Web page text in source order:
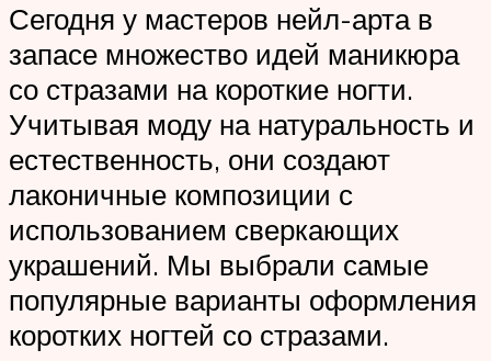
Сегодня у мастеров нейл-арта в
запасе множество идей маникюра
со стразами на короткие ногти.
Учитывая моду на натуральность и
естественность, они создают
лаконичные композиции с
использованием сверкающих
украшений. Мы выбрали самые
популярные варианты оформления
коротких ногтей со стразами.